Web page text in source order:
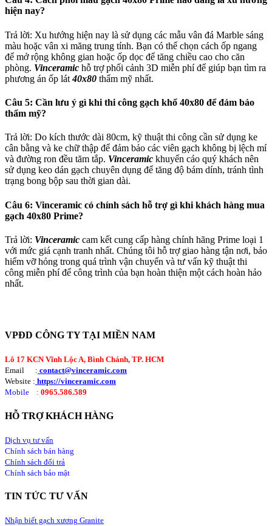
hiện nay?
Trả lời: Xu hướng hiện nay là sử dụng các mẫu vân đá Marble sáng
màu hoặc vân xi măng trung tính. Bạn có thể chọn cách ốp ngang
để mở rộng không gian hoặc ốp dọc để tăng chiều cao cho căn
phòng. Vinceramic hỗ trợ phối cảnh 3D miễn phí để giúp bạn tìm ra
phương án ốp lát40x80 thẩm mỹ nhất.
Câu 5: Cần lưu ý gì khi thi công gạch khổ 40x80 để đảm bảo
thẩm mỹ?
Trả lời: Do kích thước dài 80cm, kỹ thuật thi công cần sử dụng ke
cân bằng và ke chữ thập để đảm bảo các viên gạch không bị lệch mí
và đường ron đều tăm tắp. Vinceramic khuyến cáo quý khách nên
sử dụng keo dán gạch chuyên dụng để tăng độ bám dính, tránh tình
trạng bong bộp sau thời gian dài.
Câu 6: Vinceramic có chính sách hỗ trợ gì khi khách hàng mua
gạch 40x80 Prime?
Trả lời: Vinceramic cam kết cung cấp hàng chính hãng Prime loại 1
với mức giá cạnh tranh nhất. Chúng tôi hỗ trợ giao hàng tận nơi, bảo
hiểm vỡ hỏng trong quá trình vận chuyển và tư vấn kỹ thuật thi
công miễn phí để công trình của bạn hoàn thiện một cách hoàn hảo
nhất.
VPĐD CÔNG TY TẠI MIỀN NAM
Lô 17 KCN Vĩnh Lộc A, Bình Chánh, TP. HCM
Email : contact@vinceramic.com
Website : https://vinceramic.com
Mobile : 0965.586.589
HỖ TRỢ KHÁCH HÀNG
Dịch vụ tư vấn
Chính sách bán hàng
Chính sách đổi trả
Chính sách bảo mật
TIN TỨC TƯ VẤN
Nhận biết gạch xương Granite